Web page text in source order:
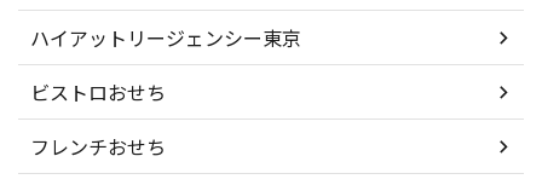
ハイアットリージェンシー東京
ビストロおせち
フレンチおせち